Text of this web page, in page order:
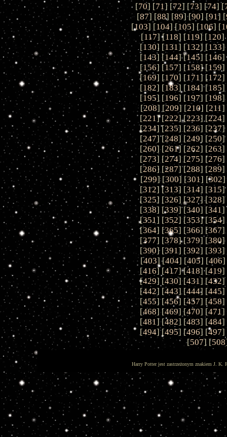
[70] [71] [72] [73] [74] [
[87] [88] [89] [90] [91] [
[103] [104] [105] [106] [
[117] [118] [119] [120]
[130] [131] [132] [133]
[143] [144] [145] [146]
[156] [157] [158] [159]
[169] [170] [171] [172]
[182] [183] [184] [185]
[195] [196] [197] [198]
[208] [209] [210] [211]
[221] [222] [223] [224]
[234] [235] [236] [237]
[247] [248] [249] [250]
[260] [261] [262] [263]
[273] [274] [275] [276]
[286] [287] [288] [289]
[299] [300] [301] [302]
[312] [313] [314] [315]
[325] [326] [327] [328]
[338] [339] [340] [341]
[351] [352] [353] [354]
[364] [365] [366] [367]
[377] [378] [379] [380]
[390] [391] [392] [393]
[403] [404] [405] [406]
[416] [417] [418] [419]
[429] [430] [431] [432]
[442] [443] [444] [445]
[455] [456] [457] [458]
[468] [469] [470] [471]
[481] [482] [483] [484]
[494] [495] [496] [497]
[507] [508
Harry Potter jest zastrzeżonym znakiem J. K.